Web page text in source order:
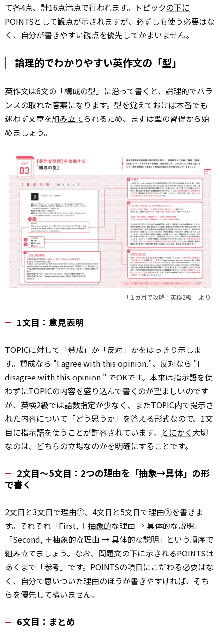
て各4点、計16点満点で行われます。トピックの下に
POINTSとして観点が示されますが、必ずしも使う必要はな
く、自分が書きやすい観点を優先してかまいません。
論理的でわかりやすい英作文の「型」
英作文は6文の「構成の型」に沿って書くと、論理的でバラ
ンスの取れた答案になります。型を覚えておけば本番でも
迷わず文章を組み立てられるため、まずは型の習得から始
めましょう。
「１カ月で攻略！英検2級」 より
1文目：意見表明
TOPICに対して「賛成」か「反対」かをはっきり示しま
す。賛成なら "I agree with this opinion."、反対なら "I
disagree with this opinion." でOKです。本来は指示語を使
わずにTOPICの内容を盛り込んで書くのが望ましいのです
が、英検2級では語数指定が少なく、またTOPIC内で提示さ
れた内容について「どう思うか」を答える形式なので、1文
目に指示語を使うことが許容されています。 とにかく 大切
なのは、どちらの立場なのかを明確にすることです。
2文目〜5文目：2つの理由を「抽象→具体」の形
で書く
2文目と3文目で理由①、4文目と5文目で理由②を書きま
す。それぞれ「First, ＋抽象的な理由 → 具体的な説明」
「Second, ＋抽象的な理由 → 具体的な説明」という順序で
組み立てましょう。なお、問題文の下に示されるPOINTSは
あくまで「参考」です。POINTSの項目にこだわる必要はな
く、自分で思いついた理由のほうが書きやすければ、そち
らを優先して構いません。
6文目：まとめ